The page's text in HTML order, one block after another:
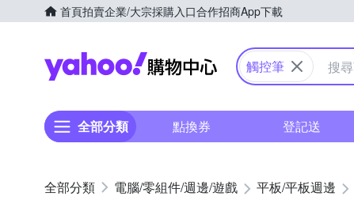
首頁拍賣企業/大宗採購入口合作招商App下載
Yahoo購物中心
觸控筆
全部分類 點換券 登記送
電腦/零組件/週邊/遊戲 平板/平板週邊